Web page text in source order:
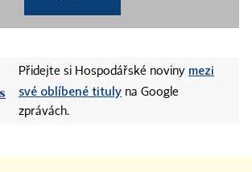
Přidejte si Hospodářské noviny mezi
své oblíbené tituly na Google
zprávách.